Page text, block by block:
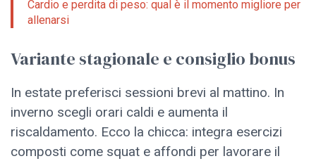
Cardio e perdita di peso: qual è il momento migliore per
allenarsi
Variante stagionale e consiglio bonus
In estate preferisci sessioni brevi al mattino. In
inverno scegli orari caldi e aumenta il
riscaldamento. Ecco la chicca: integra esercizi
composti come squat e affondi per lavorare il